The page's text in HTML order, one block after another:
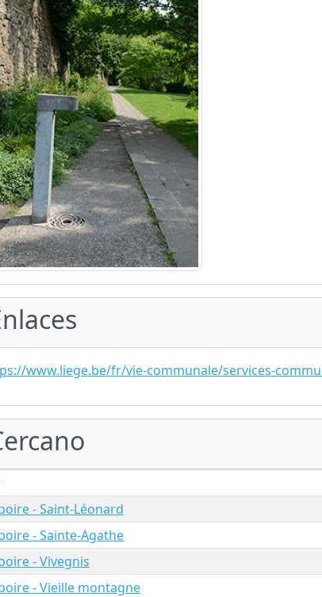
www.liege.be/fr/vie-communale/services-
- Saint-Léonard
- Sainte-Agathe
- Vivegnis
- Vieille montagne